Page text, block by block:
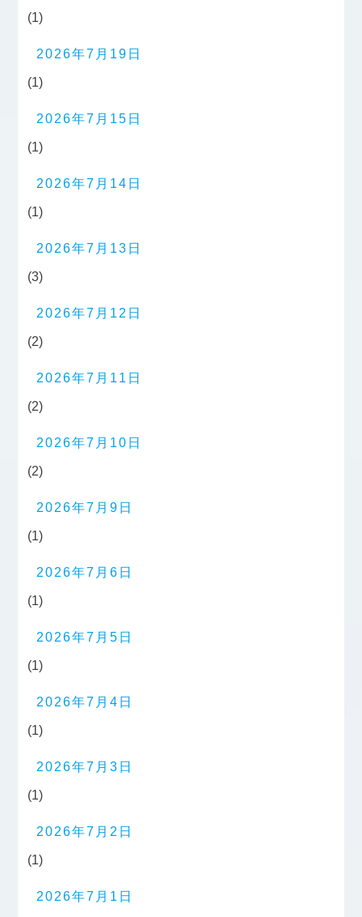
(1)
2026年7月19日
(1)
2026年7月15日
(1)
2026年7月14日
(1)
2026年7月13日
(3)
2026年7月12日
(2)
2026年7月11日
(2)
2026年7月10日
(2)
2026年7月9日
(1)
2026年7月6日
(1)
2026年7月5日
(1)
2026年7月4日
(1)
2026年7月3日
(1)
2026年7月2日
(1)
2026年7月1日